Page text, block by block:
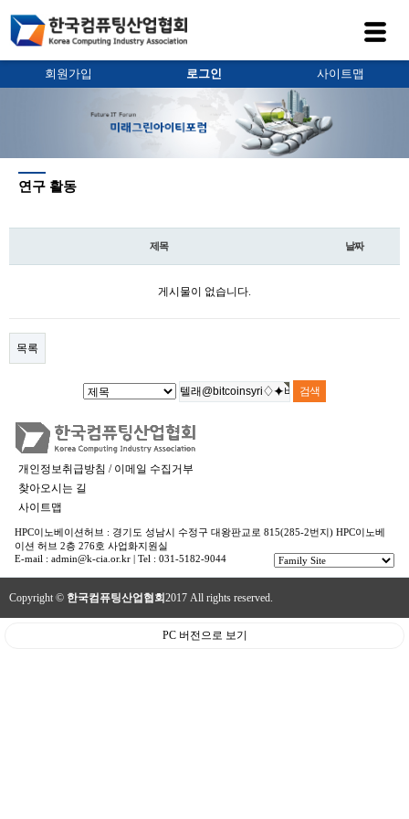
회원가입 로그인 사이트맵
연구 활동
제목 날짜
게시물이 없습니다.
목록
개인정보취급방침 / 이메일 수집거부
찾아오시는 길
사이트맵
HPC이노베이션허브 : 경기도 성남시 수정구 대왕판교로 815(285-2번지) HPC이노베
이션 허브 2층 276호 사업화지원실
E-mail : admin@k-cia.or.kr | Tel : 031-5182-9044
Copyright © 한국컴퓨팅산업협회 2017 All rights reserved.
PC 버전으로 보기